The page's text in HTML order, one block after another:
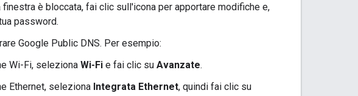
è bloccata, fai clic sull'icona per apportare modifiche e,
password.
Google Public DNS. Per esempio:
Wi-Fi, seleziona Wi-Fi e fai clic su Avanzate.
Ethernet, seleziona Integrata Ethernet, quindi fai clic su